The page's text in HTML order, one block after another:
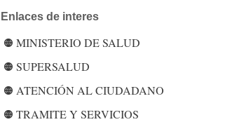
Enlaces de interes
MINISTERIO DE SALUD
SUPERSALUD
ATENCIÓN AL CIUDADANO
TRAMITE Y SERVICIOS